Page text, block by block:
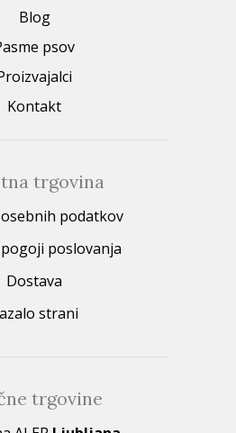
Blog
psov
Kontakt
trgovina
podatkov
poslovanja
Dostava
strani
trgovine